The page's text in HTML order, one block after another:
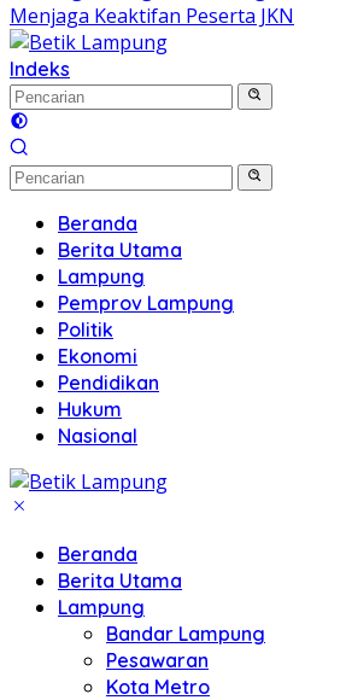
Menjaga Keaktifan Peserta JKN
Indeks
Beranda
Berita Utama
Lampung
Pemprov Lampung
Politik
Ekonomi
Pendidikan
Hukum
Nasional
Beranda
Berita Utama
Lampung
Bandar Lampung
Pesawaran
Kota Metro